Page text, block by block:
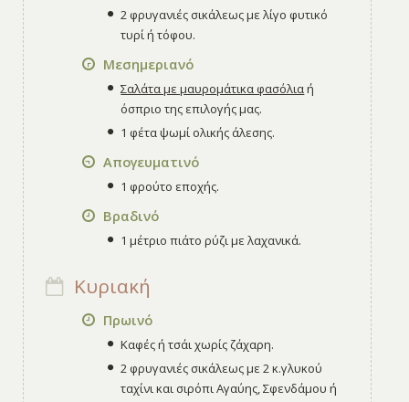
2 φρυγανιές σικάλεως με λίγο φυτικό
τυρί ή τόφου.
Μεσημεριανό
Σαλάτα με μαυρομάτικα φασόλιαή
όσπριο της επιλογής μας.
1 φέτα ψωμί ολικής άλεσης.
Απογευματινό
1 φρούτο εποχής.
Βραδινό
1 μέτριο πιάτο ρύζι με λαχανικά.
Κυριακή
Πρωινό
Καφές ή τσάι χωρίς ζάχαρη.
2 φρυγανιές σικάλεως με 2 κ.γλυκού
ταχίνι και σιρόπι Αγαύης, Σφενδάμου ή